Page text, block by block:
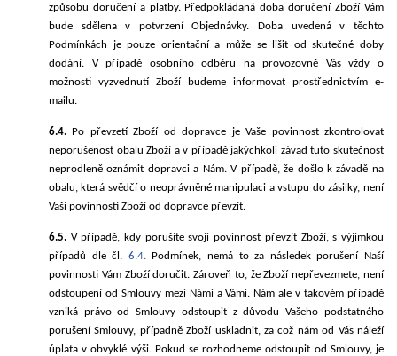
způsobu doručení a platby. Předpokládaná doba doručení Zboží Vám
bude sdělena v potvrzení Objednávky. Doba uvedená v těchto
Podmínkách je pouze orientační a může se lišit od skutečné doby
dodání. V případě osobního odběru na provozovně Vás vždy o
možnosti vyzvednutí Zboží budeme informovat prostřednictvím e-
mailu.
6.4. Po převzetí Zboží od dopravce je Vaše povinnost zkontrolovat
neporušenost obalu Zboží a v případě jakýchkoli závad tuto skutečnost
neprodleně oznámit dopravci a Nám. V případě, že došlo k závadě na
obalu, která svědčí o neoprávněné manipulaci a vstupu do zásilky, není
Vaší povinností Zboží od dopravce převzít.
6.5. V případě, kdy porušíte svoji povinnost převzít Zboží, s výjimkou
případů dle čl. 6.4.Podmínek, nemá to za následek porušení Naší
povinnosti Vám Zboží doručit. Zároveň to, že Zboží nepřevezmete, není
odstoupení od Smlouvy mezi Námi a Vámi. Nám ale v takovém případě
vzniká právo od Smlouvy odstoupit z důvodu Vašeho podstatného
porušení Smlouvy, případně Zboží uskladnit, za což nám od Vás náleží
úplata vobvyklé výši. Pokud se rozhodneme odstoupit od Smlouvy, je